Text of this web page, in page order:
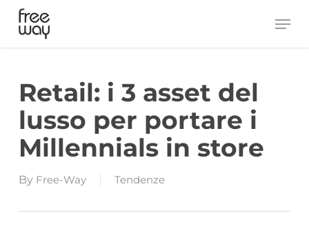
Skip
main
Retail: i 3 asset del
lusso per portare i
Millennials in store
By Free-Way Tendenze